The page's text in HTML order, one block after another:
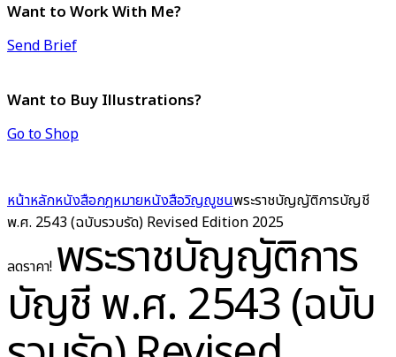
Want to Work With Me?
Send Brief
Want to Buy Illustrations?
Go to Shop
หน้าหลักหนังสือกฎหมายหนังสือวิญญูชนพระราชบัญญัติการบัญชี
พ.ศ. 2543 (ฉบับรวบรัด) Revised Edition 2025
ลดราคา! พระราชบัญญัติการ
บัญชี พ.ศ. 2543 (ฉบับ